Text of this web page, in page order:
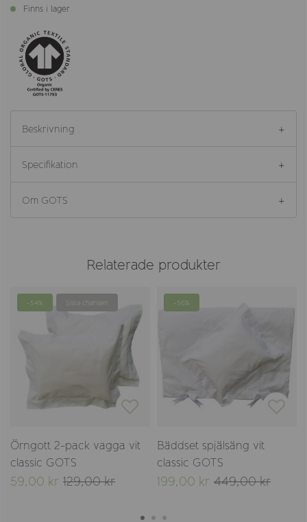
Finns i lager
Beskrivning
Specifikation
Om GOTS
Relaterade produkter
-54% Sista chansen
Örngott 2-pack vagga vit
classic GOTS
59,00 kr 129,00 kr
-56%
Bäddset spjälsäng vit
classic GOTS
199,00 kr 449,00 kr